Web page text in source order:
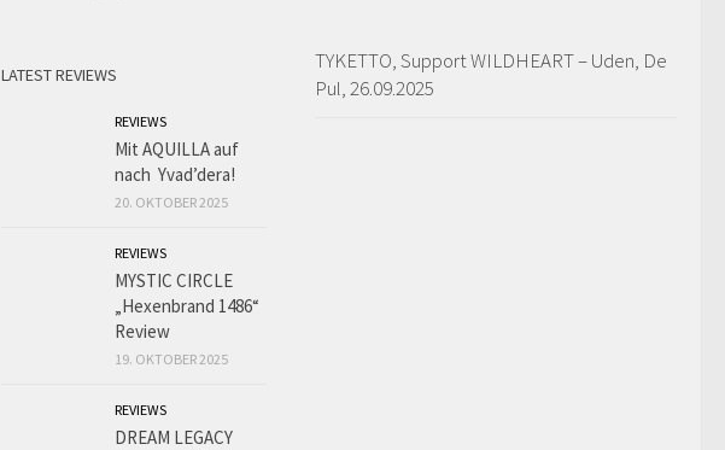
TYKETTO, Support WILDHEART – Uden, De
Pul, 26.09.2025
LATEST REVIEWS
REVIEWS
Mit AQUILLA auf
nach Yvad’dera!
20. OKTOBER 2025
REVIEWS
MYSTIC CIRCLE
„Hexenbrand 1486“
Review
19. OKTOBER 2025
REVIEWS
DREAM LEGACY